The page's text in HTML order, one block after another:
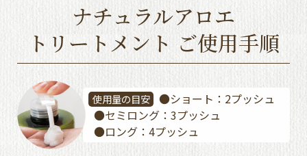
ナチュラルアロエ
トリートメント ご使用手順
使用量の目安
●ショート：2プッシュ
●セミロング：3プッシュ
●ロング：4プッシュ